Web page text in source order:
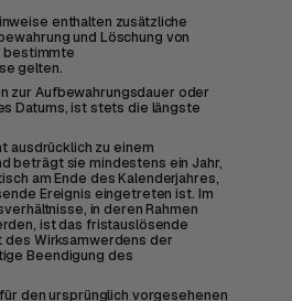
enthalten zusätzliche
und Löschung von
bestimmte
gelten.
zur Aufbewahrungsdauer oder
Datums, ist stets die längste
ausdrücklich zu einem
beträgt sie mindestens ein Jahr,
am Ende des Kalenderjahres,
Ereignis eingetreten ist. Im
in deren Rahmen
ist das fristauslösende
des Wirksamwerdens der
Beendigung des
den ursprünglich vorgesehenen